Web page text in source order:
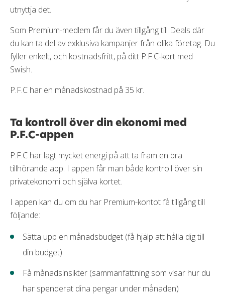
utnyttja det.
Som Premium-medlem får du även tillgång till Deals där
du kan ta del av exklusiva kampanjer från olika företag. Du
fyller enkelt, och kostnadsfritt, på ditt P.F.C-kort med
Swish.
P.F.C har en månadskostnad på 35 kr.
Ta kontroll över din ekonomi med
P.F.C-appen
P.F.C har lagt mycket energi på att ta fram en bra
tillhörande app. I appen får man både kontroll över sin
privatekonomi och själva kortet.
I appen kan du om du har Premium-kontot få tillgång till
följande:
Sätta upp en månadsbudget (få hjälp att hålla dig till
din budget)
Få månadsinsikter (sammanfattning som visar hur du
har spenderat dina pengar under månaden)